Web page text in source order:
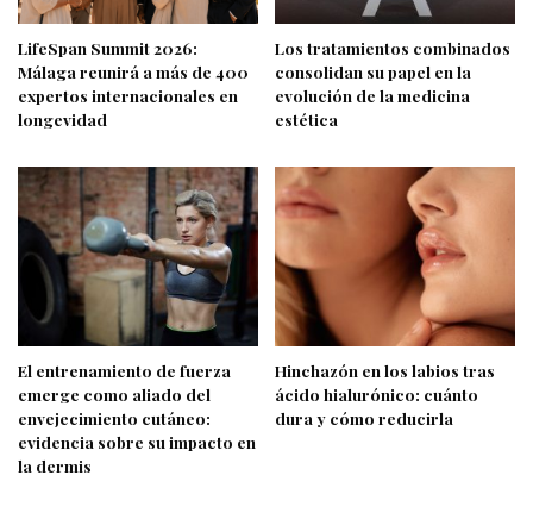
LifeSpan Summit 2026:
Málaga reunirá a más de 400
expertos internacionales en
longevidad
Los tratamientos combinados
consolidan su papel en la
evolución de la medicina
estética
El entrenamiento de fuerza
emerge como aliado del
envejecimiento cutáneo:
evidencia sobre su impacto en
la dermis
Hinchazón en los labios tras
ácido hialurónico: cuánto
dura y cómo reducirla